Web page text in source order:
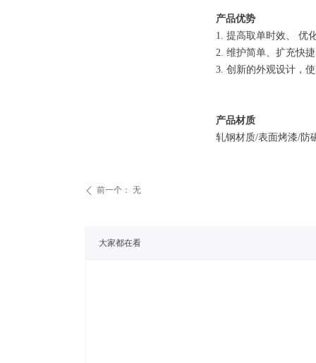
大家都在看
ꄴ 前一个： 无
产品优势
1. 提高取单时效、 优
2. 维护简单、扩充快
3. 创新的外观设计，
产品材质
轧钢材质/表面烤漆/防